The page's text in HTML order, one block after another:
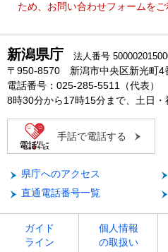
ため、お問い合わせフォームをご
新潟県庁 法人番号
〒950-8570 新潟市中央区新光町4
電話番号：025-285-5511（代表）
8時30分から17時15分まで、土日・
手話で電話する
県庁へのアクセス
直通電話番号一覧
ガイド
ライン
個人情報
の取扱い